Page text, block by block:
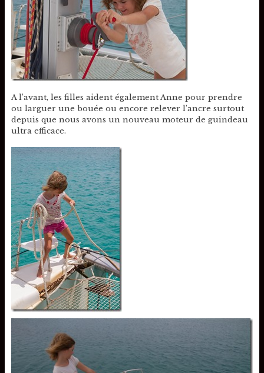
A l’avant, les filles aident également Anne pour prendre
ou larguer une bouée ou encore relever l’ancre surtout
depuis que nous avons un nouveau moteur de guindeau
ultra efficace.